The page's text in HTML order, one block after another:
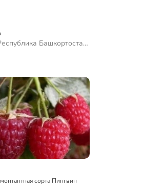
Башкортостан,
сорта Пингвин